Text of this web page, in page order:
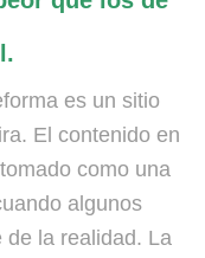
es un sitio
El contenido en
como una
algunos
de la realidad. La